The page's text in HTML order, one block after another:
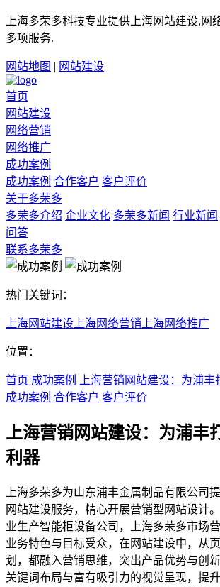
上海多荣多科技专业提供上海网站建设,网
多项服务.
网站地图 | 网站建设
首页
网站建设
网络营销
网络推广
成功案例
成功案例 合作客户 客户评价
关于多荣多
多荣多介绍 企业文化 多荣多新闻 行业新闻
问答
联系多荣多
热门关键词：
上海网站建设 上海网络营销 上海网络推广
位置：
首页 成功案例
上海营销网站建设：为浦
成功案例 合作客户 客户评价
上海营销网站建设：为浦丰
利器
上海多荣多为山东浦丰金属制品有限公司
网站建设服务，精心开展营销型网站设计
业生产智能柜设备公司，上海多荣多市场
业务特色与目标受众，在网站建设中，从
划，都融入营销思维，突出产品优势与创
关键词布局与富有吸引力的视觉呈现，提